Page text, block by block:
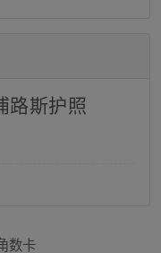
路斯护照
数卡